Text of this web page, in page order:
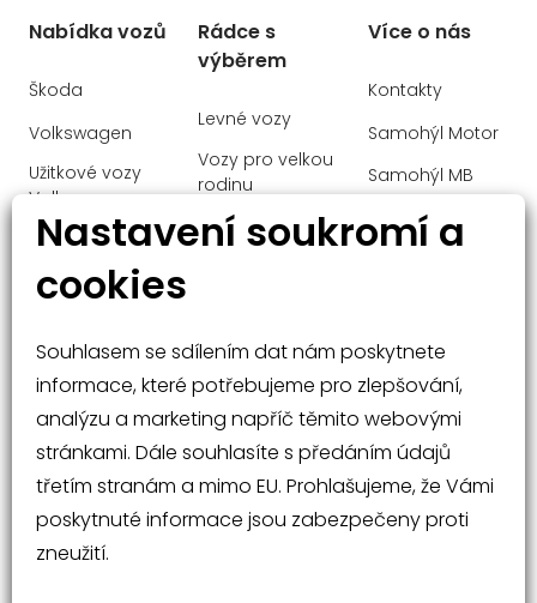
Nabídka vozů
Škoda
Volkswagen
Užitkové vozy
Volkswagen
Audi
Mercedes-Benz
Rádce s
výběrem
Levné vozy
Vozy pro velkou
rodinu
Manažerské
vozy
SUV
Více o nás
Kontakty
Samohýl Motor
Samohýl MB
Ochrana
osobních údajů
Nabídka vozů
Rádce při nákupu
Nastavení soukromí a
cookies
Souhlasem se sdílením dat nám poskytnete
informace, které potřebujeme pro zlepšování,
analýzu a marketing napříč těmito webovými
stránkami. Dále souhlasíte s předáním údajů
třetím stranám a mimo EU. Prohlašujeme, že Vámi
poskytnuté informace jsou zabezpečeny proti
zneužití.